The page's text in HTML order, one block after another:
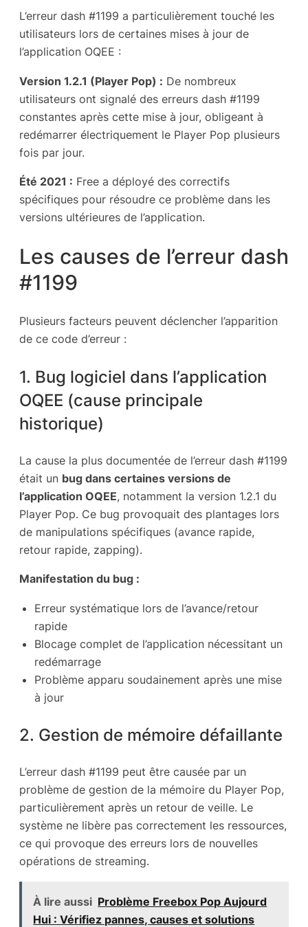
L’erreur dash #1199 a particulièrement touché les
utilisateurs lors de certaines mises à jour de
l’application OQEE :
Version 1.2.1 (Player Pop) : De nombreux
utilisateurs ont signalé des erreurs dash #1199
constantes après cette mise à jour, obligeant à
redémarrer électriquement le Player Pop plusieurs
fois par jour.
Été 2021 : Free a déployé des correctifs
spécifiques pour résoudre ce problème dans les
versions ultérieures de l’application.
Les causes de l’erreur dash
#1199
Plusieurs facteurs peuvent déclencher l’apparition
de ce code d’erreur :
1. Bug logiciel dans l’application
OQEE (cause principale
historique)
La cause la plus documentée de l’erreur dash #1199
était un bug dans certaines versions de
l’application OQEE, notamment la version 1.2.1 du
Player Pop. Ce bug provoquait des plantages lors
de manipulations spécifiques (avance rapide,
retour rapide, zapping).
Manifestation du bug :
Erreur systématique lors de l’avance/retour
rapide
Blocage complet de l’application nécessitant un
redémarrage
Problème apparu soudainement après une mise
à jour
2. Gestion de mémoire défaillante
L’erreur dash #1199 peut être causée par un
problème de gestion de la mémoire du Player Pop,
particulièrement après un retour de veille. Le
système ne libère pas correctement les ressources,
ce qui provoque des erreurs lors de nouvelles
opérations de streaming.
À lire aussi Problème Freebox Pop Aujourd
Hui : Vérifiez pannes, causes et solutions